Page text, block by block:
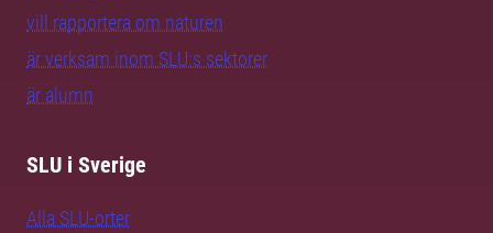
vill rapportera om naturen
är verksam inom SLU:s sektorer
är alumn
SLU i Sverige
Alla SLU-orter